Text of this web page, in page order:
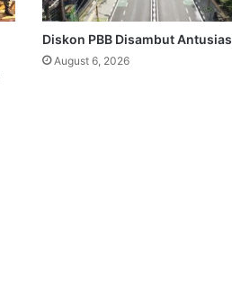
Diskon PBB Disambut Antusias
August 6, 2026